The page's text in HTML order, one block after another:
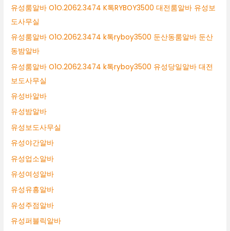
유성룸알바 O1O.2062.3474 K톡RYBOY3500 대전룸알바 유성보
도사무실
유성룸알바 O1O.2062.3474 k톡ryboy3500 둔산동룸알바 둔산
동밤알바
유성룸알바 O1O.2062.3474 k톡ryboy3500 유성당일알바 대전
보도사무실
유성바알바
유성밤알바
유성보도사무실
유성야간알바
유성업소알바
유성여성알바
유성유흥알바
유성주점알바
유성퍼블릭알바